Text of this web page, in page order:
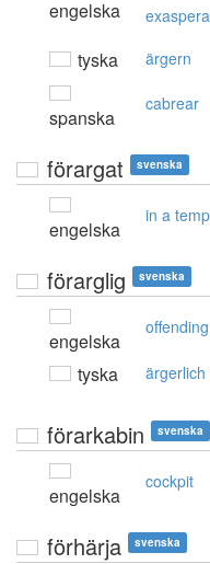
engelska
tyska ärgern
spanska
cabrear
förargat svenska
engelska
in a
förarglig svenska
engelska
offending
tyska ärgerlich
förarkabin svenska
engelska
cockpit
förhärja svenska